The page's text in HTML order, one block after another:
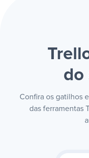
do
Confira os gatilhos
das ferramentas